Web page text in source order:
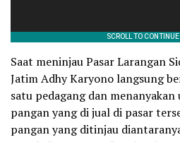
Saat meninjau Pasar Larangan
Jatim Adhy Karyono langsung
satu pedagang dan
pangan yang di jual di pasar
pangan yang ditinjau